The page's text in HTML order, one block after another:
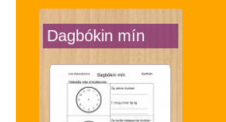
Dagbókin mín